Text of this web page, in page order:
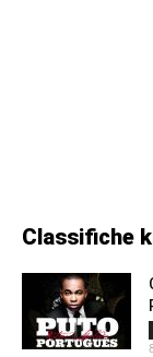
Classifiche